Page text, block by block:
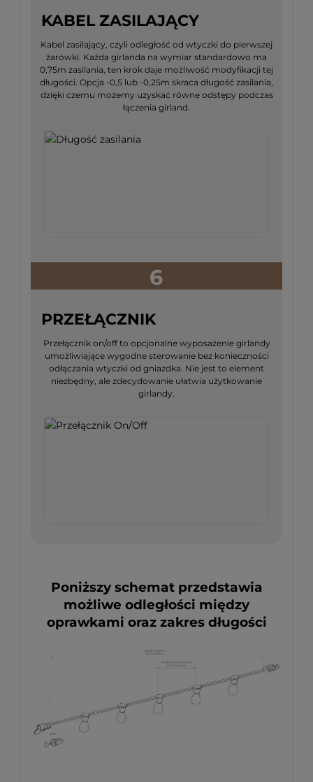
KABEL ZASILAJĄCY
Kabel zasilający, czyli odległość od wtyczki do pierwszej
żarówki. Każda girlanda na wymiar standardowo ma
0,75m zasilania, ten krok daje możliwość modyfikacji tej
długości. Opcja -0,5 lub -0,25m skraca długość zasilania,
dzięki czemu możemy uzyskać równe odstępy podczas
łączenia girland.
6
PRZEŁĄCZNIK
Przełącznik on/off to opcjonalne wyposażenie girlandy
umożliwiające wygodne sterowanie bez konieczności
odłączania wtyczki od gniazdka. Nie jest to element
niezbędny, ale zdecydowanie ułatwia użytkowanie
girlandy.
Poniższy schemat przedstawia
możliwe odległości między
oprawkami oraz zakres długości